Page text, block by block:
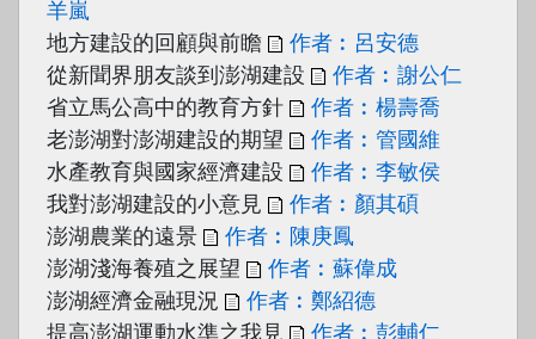
羊嵐
地方建設的回顧與前瞻
作者︰呂安德
從新聞界朋友談到澎湖建設
作者︰謝公仁
省立馬公高中的教育方針
作者︰楊壽喬
老澎湖對澎湖建設的期望
作者︰管國維
水產教育與國家經濟建設
作者︰李敏侯
我對澎湖建設的小意見
作者︰顏其碩
澎湖農業的遠景
作者︰陳庚鳳
澎湖淺海養殖之展望
作者︰蘇偉成
澎湖經濟金融現況
作者︰鄭紹德
提高澎湖運動水準之我見
作者︰彭輔仁